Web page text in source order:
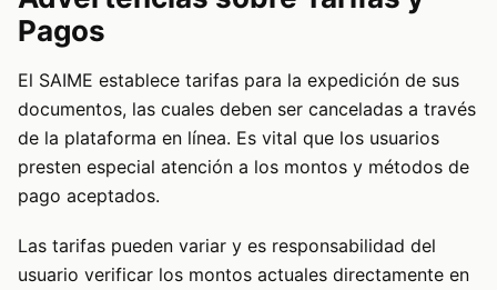
Pagos
El SAIME establece tarifas para la expedición de sus
documentos, las cuales deben ser canceladas a través
de la plataforma en línea. Es vital que los usuarios
presten especial atención a los montos y métodos de
pago aceptados.
Las tarifas pueden variar y es responsabilidad del
usuario verificar los montos actuales directamente en